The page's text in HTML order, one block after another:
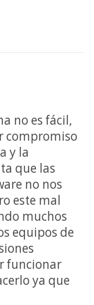
no es fácil,
compromiso
y la
que las
no nos
este mal
muchos
equipos de
funcionar
ya que